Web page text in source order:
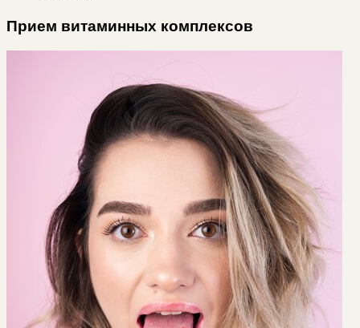
Прием витаминных комплексов